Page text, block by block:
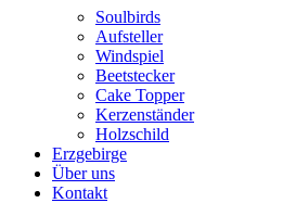
Soulbirds
Aufsteller
Windspiel
Beetstecker
Cake Topper
Kerzenständer
Holzschild
Erzgebirge
Über uns
Kontakt